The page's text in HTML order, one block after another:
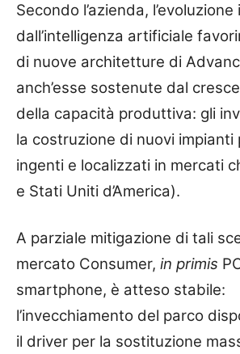
Secondo l’azienda,
dall’intelligenza artificiale
di nuove architetture di
anch’esse sostenute dal
della capacità produttiva: gli
la costruzione di nuovi
ingenti e localizzati in mercati
e Stati Uniti d’America).
A parziale mitigazione di tali
mercato Consumer, in primis
smartphone, è atteso stabile:
l’invecchiamento del parco
il driver per la sostituzione